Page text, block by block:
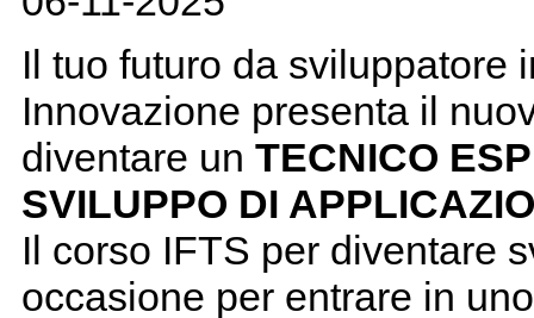
Il tuo futuro da sviluppatore
Innovazione presenta il
diventare un TECNICO
SVILUPPO DI
Il corso IFTS per diventare
occasione per entrare in